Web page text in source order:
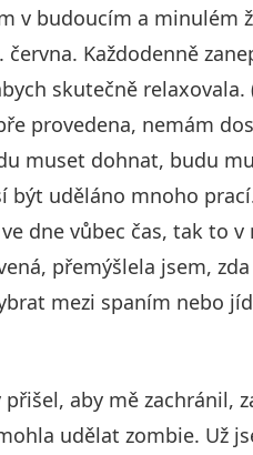
v budoucím a minulém
června. Každodenně
skutečně relaxovala.
provedena, nemám
muset dohnat, budu
být uděláno mnoho
dne vůbec čas, tak to
přemýšlela jsem,
mezi spaním nebo
aby mě zachránil,
udělat zombie. Už